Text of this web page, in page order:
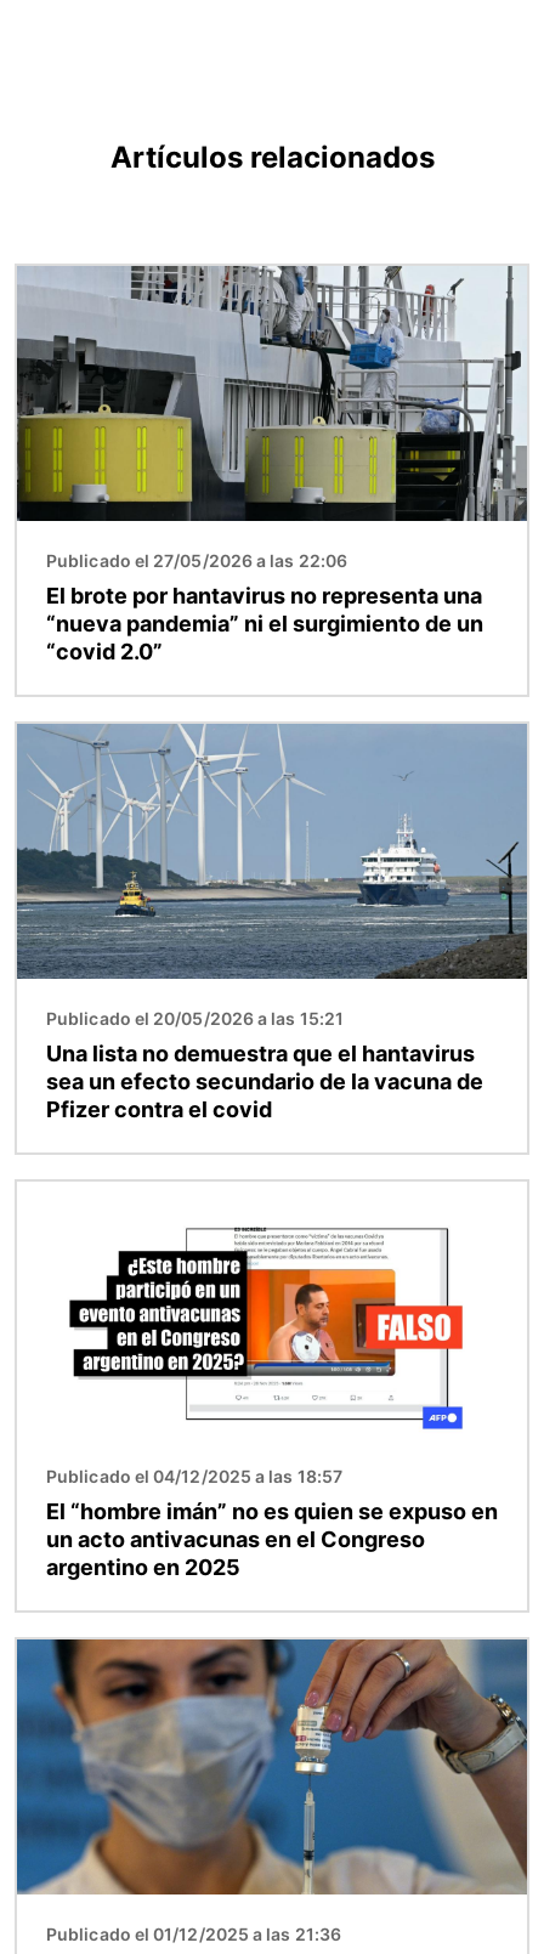
Artículos relacionados
Publicado el 27/05/2026 a las 22:06
El brote por hantavirus no representa una
“nueva pandemia” ni el surgimiento de un
“covid 2.0”
Imagen
Publicado el 20/05/2026 a las 15:21
Una lista no demuestra que el hantavirus
sea un efecto secundario de la vacuna de
Pfizer contra el covid
Publicado el 04/12/2025 a las 18:57
El “hombre imán” no es quien se expuso en
un acto antivacunas en el Congreso
argentino en 2025
Imagen
Publicado el 01/12/2025 a las 21:36